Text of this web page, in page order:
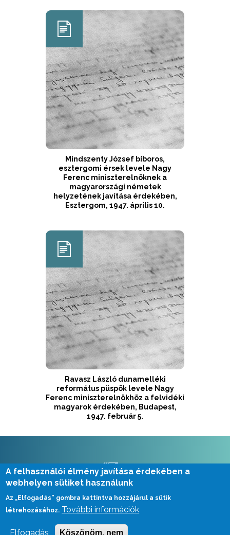
Mindszenty József bíboros,
esztergomi érsek levele Nagy
Ferenc miniszterelnöknek a
magyarországi németek
helyzetének javítása érdekében,
Esztergom, 1947. április 10.
Ravasz László dunamelléki
református püspök levele Nagy
Ferenc miniszterelnökhöz a felvidéki
magyarok érdekében, Budapest,
1947. február 5.
Tel.: 06 1 225 2815, 06 1 225 2858
A felhasználói élmény javítása érdekében a
webhelyen sütiket használunk
Az „Elfogadás” gombra kattintva hozzájárul a sütik
létrehozásához. További információk
Elfogadás Köszönöm, nem